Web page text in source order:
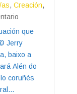
as, Creación,
que
Jerry
baixo a
Alén do
coruñés